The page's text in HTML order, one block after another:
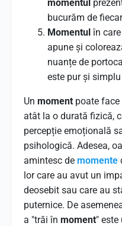
momentul
bucurăm de
Momentulîn care
apune și
nuanțe de
este pur și
Un moment poate face
atât la o durată fizică,
percepție emoțională
psihologică. Adesea,
amintesc de momente
lor care au avut un
deosebit sau care au
puternice. De
a "trăi în moment" este